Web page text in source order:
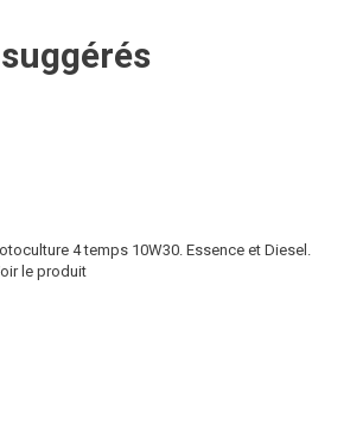
4 temps 10W30. Essence et Diesel.
le produit